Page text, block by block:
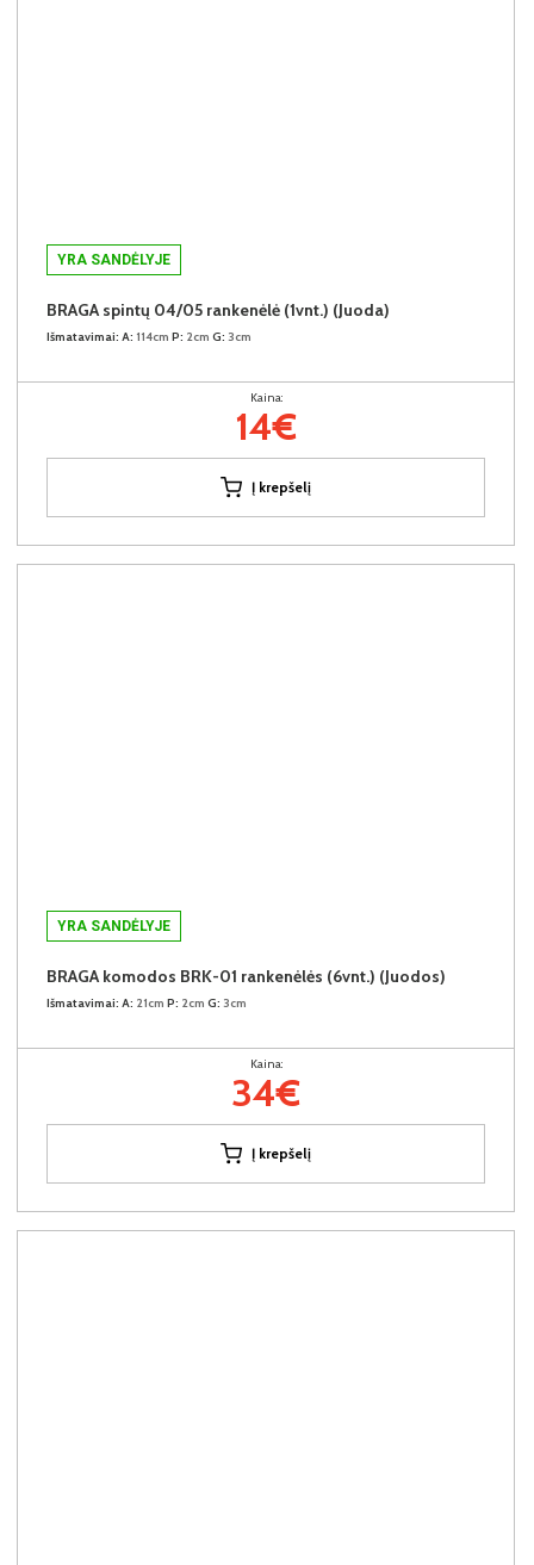
YRA SANDĖLYJE
BRAGA spintų 04/05 rankenėlė (1vnt.) (Juoda)
Išmatavimai: A: 114cm P: 2cm G: 3cm
Kaina:
14€
Į krepšelį
YRA SANDĖLYJE
BRAGA komodos BRK-01 rankenėlės (6vnt.) (Juodos)
Išmatavimai: A: 21cm P: 2cm G: 3cm
Kaina:
34€
Į krepšelį